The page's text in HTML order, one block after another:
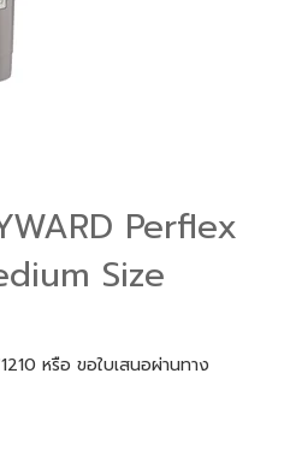
Perflex
Size
หรือ ขอใบเสนอผ่านทาง